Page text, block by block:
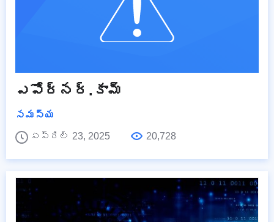
ఎపోర్నర్.కామ్
సమస్య
ఏప్రిల్ 23, 2025
20,728